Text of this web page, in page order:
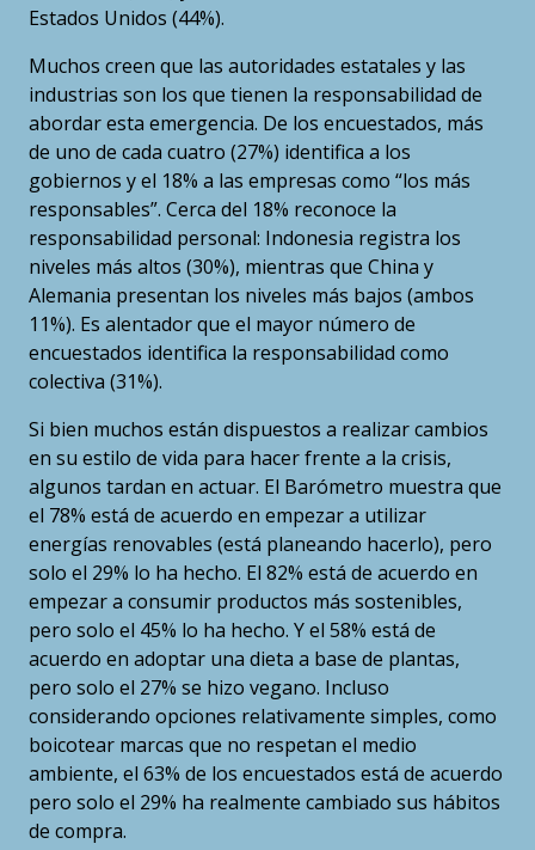
Estados Unidos (44%).
Muchos creen que las autoridades estatales y las
industrias son los que tienen la responsabilidad de
abordar esta emergencia. De los encuestados, más
de uno de cada cuatro (27%) identifica a los
gobiernos y el 18% a las empresas como “los más
responsables”. Cerca del 18% reconoce la
responsabilidad personal: Indonesia registra los
niveles más altos (30%), mientras que China y
Alemania presentan los niveles más bajos (ambos
11%). Es alentador que el mayor número de
encuestados identifica la responsabilidad como
colectiva (31%).
Si bien muchos están dispuestos a realizar cambios
en su estilo de vida para hacer frente a la crisis,
algunos tardan en actuar. El Barómetro muestra que
el 78% está de acuerdo en empezar a utilizar
energías renovables (está planeando hacerlo), pero
solo el 29% lo ha hecho. El 82% está de acuerdo en
empezar a consumir productos más sostenibles,
pero solo el 45% lo ha hecho. Y el 58% está de
acuerdo en adoptar una dieta a base de plantas,
pero solo el 27% se hizo vegano. Incluso
considerando opciones relativamente simples, como
boicotear marcas que no respetan el medio
ambiente, el 63% de los encuestados está de acuerdo
pero solo el 29% ha realmente cambiado sus hábitos
de compra.